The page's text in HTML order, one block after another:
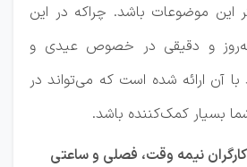
این موضوعات باشد. چراکه در این
و دقیقی در خصوص عیدی و
با آن ارائه شده است که می‌تواند در
بسیار کمک‌کننده باشد.
نیمه وقت، فصلی و ساعتی